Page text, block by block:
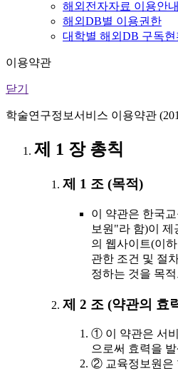
해외전자자료 이용안내
해외DB별 이용권한
대학별 해외DB 구독현
이용약관
닫기
학술연구정보서비스 이용약관
제 1 장 총칙
제 1 조 (목적)
이 약관은 한국
보원"라 함)이
의 웹사이트(이
관한 조건 및 절
정하는 것을 목
제 2 조 (약관의 효
① 이 약관은 서
으로써 효력을
② 교육정보원은